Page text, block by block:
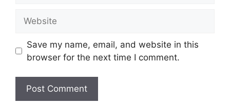
Save my name, email, and website in this
browser for the next time I comment.